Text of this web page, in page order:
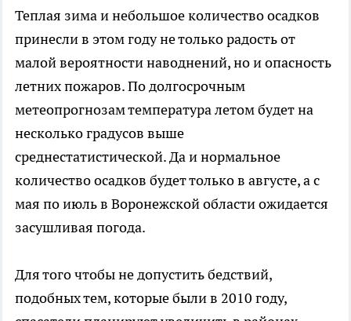
Теплая зима и небольшое количество осадков
принесли в этом году не только радость от
малой вероятности наводнений, но и опасность
летних пожаров. По долгосрочным
метеопрогнозам температура летом будет на
несколько градусов выше
среднестатистической. Да и нормальное
количество осадков будет только в августе, а с
мая по июль в Воронежской области ожидается
засушливая погода.
Для того чтобы не допустить бедствий,
подобных тем, которые были в 2010 году,